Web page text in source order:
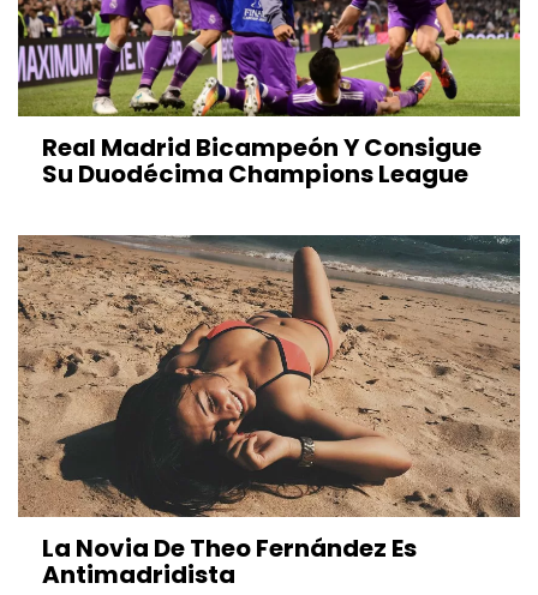
Real Madrid Bicampeón Y Consigue
Su Duodécima Champions League
La Novia De Theo Fernández Es
Antimadridista